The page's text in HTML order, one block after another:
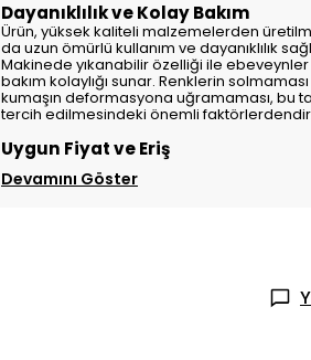
Dayanıklılık ve Kolay Bakım
Ürün, yüksek kaliteli malzemelerden
da uzun ömürlü kullanım ve dayanıklılık
Makinede yıkanabilir özelliği ile ebeveynler
bakım kolaylığı sunar. Renklerin
kumaşın deformasyona uğramaması, bu
tercih edilmesindeki önemli
Uygun Fiyat ve Eriş
Devamını Göster